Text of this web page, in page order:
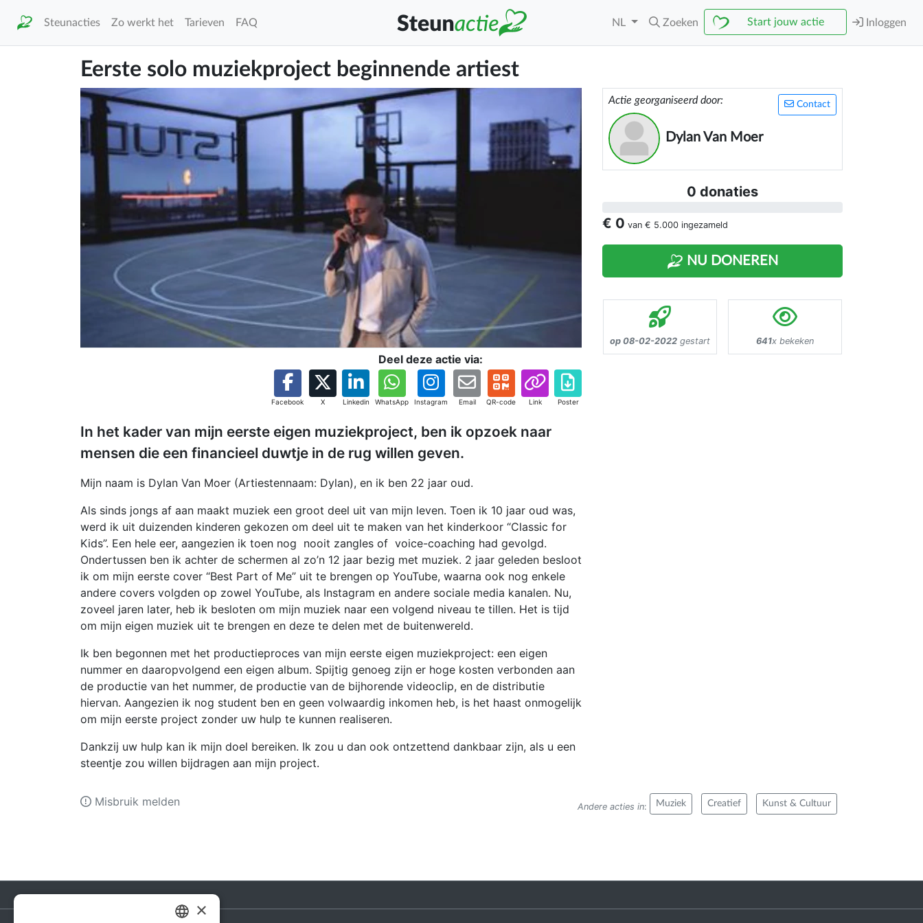
Steunacties Zo werkt het Tarieven FAQ NL Zoeken Start jouw actie Inloggen
Eerste solo muziekproject beginnende artiest
Deel deze actie via:
Facebook X Linkedin WhatsApp Instagram Email QR-code Link Poster
In het kader van mijn eerste eigen muziekproject, ben ik opzoek naar
mensen die een financieel duwtje in de rug willen geven.
Mijn naam is Dylan Van Moer (Artiestennaam: Dylan), en ik ben 22 jaar oud.
Als sinds jongs af aan maakt muziek een groot deel uit van mijn leven. Toen ik 10 jaar oud was,
werd ik uit duizenden kinderen gekozen om deel uit te maken van het kinderkoor “Classic for
Kids”. Een hele eer, aangezien ik toen nog nooit zangles of voice-coaching had gevolgd.
Ondertussen ben ik achter de schermen al zo’n 12 jaar bezig met muziek. 2 jaar geleden besloot
ik om mijn eerste cover “Best Part of Me” uit te brengen op YouTube, waarna ook nog enkele
andere covers volgden op zowel YouTube, als Instagram en andere sociale media kanalen. Nu,
zoveel jaren later, heb ik besloten om mijn muziek naar een volgend niveau te tillen. Het is tijd
om mijn eigen muziek uit te brengen en deze te delen met de buitenwereld.
Ik ben begonnen met het productieproces van mijn eerste eigen muziekproject: een eigen
nummer en daaropvolgend een eigen album. Spijtig genoeg zijn er hoge kosten verbonden aan
de productie van het nummer, de productie van de bijhorende videoclip, en de distributie
hiervan. Aangezien ik nog student ben en geen volwaardig inkomen heb, is het haast onmogelijk
om mijn eerste project zonder uw hulp te kunnen realiseren.
Dankzij uw hulp kan ik mijn doel bereiken. Ik zou u dan ook ontzettend dankbaar zijn, als u een
steentje zou willen bijdragen aan mijn project.
Contact
Actie georganiseerd door:
Dylan Van Moer
0 donaties
€ 0 van € 5.000 ingezameld
NU DONEREN
op 08-02-2022 gestart 641x bekeken
Andere acties in: Muziek Creatief Kunst & Cultuur
Misbruik melden
×